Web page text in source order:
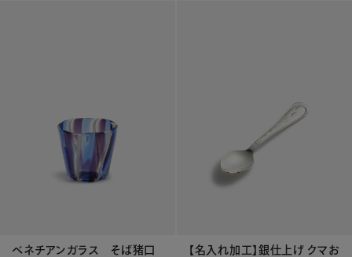
ベネチアンガラス そば猪口
【名入れ加工】銀仕上げ クマお